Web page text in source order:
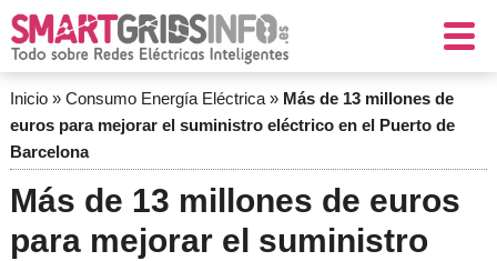
Inicio» Consumo Energía Eléctrica» Más de 13 millones de
euros para mejorar el suministro eléctrico en el Puerto de
Barcelona
Más de 13 millones de euros
para mejorar el suministro